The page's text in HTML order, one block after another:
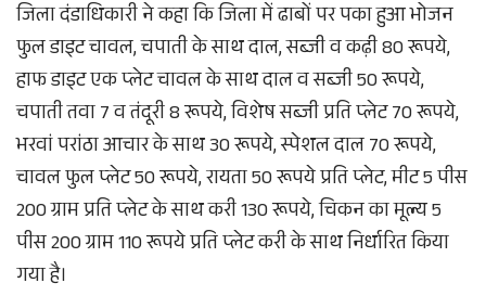
जिला दंडाधिकारी ने कहा कि जिला में ढाबों पर पका हुआ भोजन
फुल डाइट चावल, चपाती के साथ दाल, सब्जी व कढ़ी 80 रूपये,
हाफ डाइट एक प्लेट चावल के साथ दाल व सब्जी 50 रूपये,
चपाती तवा 7 व तंदूरी 8 रूपये, विशेष सब्जी प्रति प्लेट 70 रूपये,
भरवां परांठा आचार के साथ 30 रूपये, स्पेशल दाल 70 रूपये,
चावल फुल प्लेट 50 रूपये, रायता 50 रूपये प्रति प्लेट, मीट 5 पीस
200 ग्राम प्रति प्लेट के साथ करी 130 रूपये, चिकन का मूल्य 5
पीस 200 ग्राम 110 रूपये प्रति प्लेट करी के साथ निर्धारित किया
गया है।